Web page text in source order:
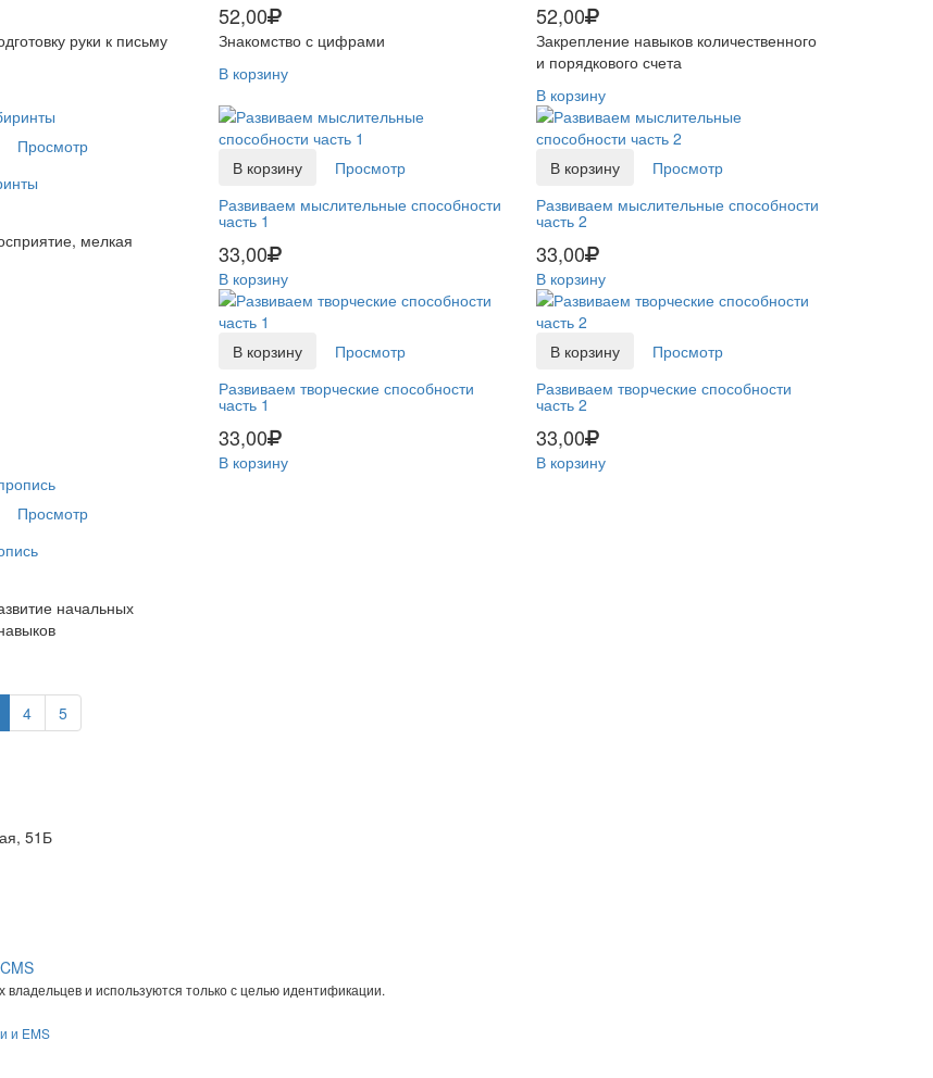
руки к письму
52,00
Знакомство с цифрами
В корзину
52,00
Закрепление навыков количественного
и порядкового счета
В корзину
Просмотр
мелкая
В корзину
Просмотр
Развиваем мыслительные способности
часть 1
33,00
В корзину
В корзину
Просмотр
Развиваем мыслительные способности
часть 2
33,00
В корзину
В корзину
Просмотр
Развиваем творческие способности
часть 1
33,00
В корзину
В корзину
Просмотр
Развиваем творческие способности
часть 2
33,00
В корзину
Просмотр
начальных
4 5
51Б
и используются только с целью идентификации.
и EMS